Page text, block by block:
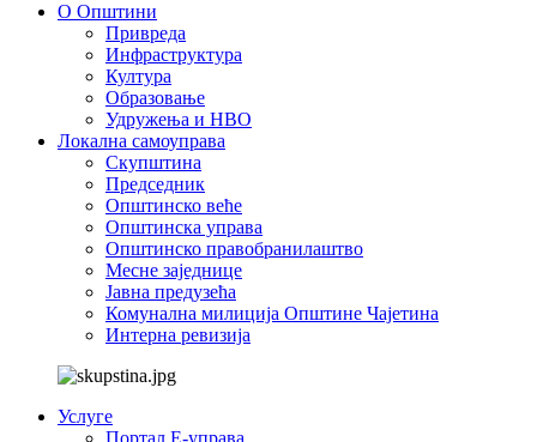
О Општини
Привреда
Инфраструктура
Култура
Образовање
Удружења и НВО
Локална самоуправа
Скупштина
Председник
Општинско веће
Општинска управа
Општинско правобранилаштво
Месне заједнице
Јавна предузећа
Комунална милиција Општине Чајетина
Интерна ревизија
Услуге
Портал Е-управа